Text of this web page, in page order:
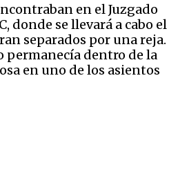
en el Juzgado
donde se llevará a cabo el
separados por una reja.
permanecía dentro de la
en uno de los asientos